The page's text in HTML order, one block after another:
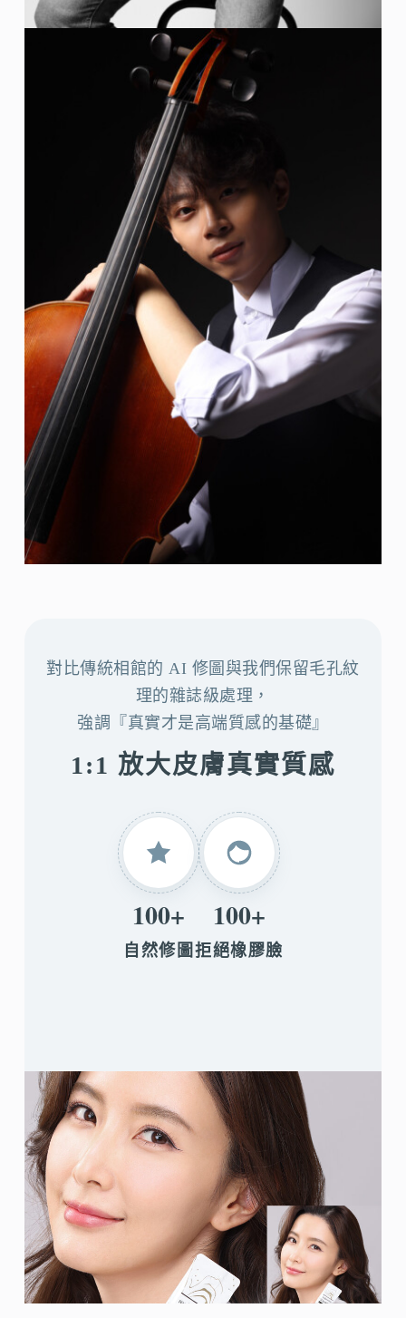
對比傳統相館的 AI 修圖與我們保留毛孔紋
理的雜誌級處理，
強調『真實才是高端質感的基礎』
1:1 放大皮膚真實質感
100+
自然修圖
100+
拒絕橡膠臉